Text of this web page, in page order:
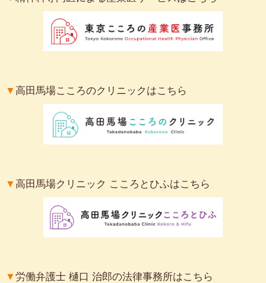
▼ 高田馬場こころのクリニックはこちら
▼高田馬場クリニック こころとひふはこちら
▼労働弁護士 樋口 治郎の法律事務所はこちら